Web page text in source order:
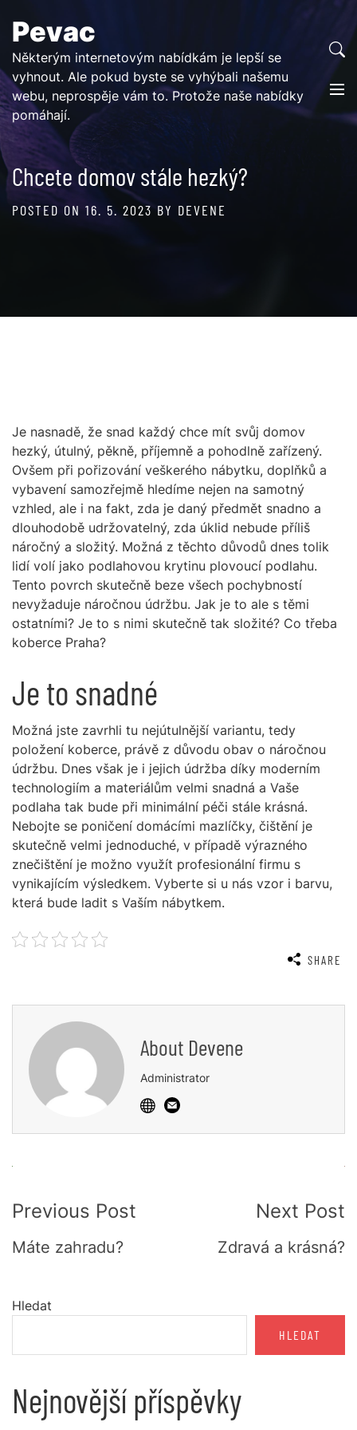
content
Pevac
Některým internetovým nabídkám je lepší se
vyhnout. Ale pokud byste se vyhýbali našemu
webu, neprospěje vám to. Protože naše nabídky
pomáhají.
Chcete domov stále hezký?
POSTED ON 16. 5. 2023BY DEVENE
Je nasnadě, že snad každý chce mít svůj domov
hezký, útulný, pěkně, příjemně a pohodlně zařízený.
Ovšem při pořizování veškerého nábytku, doplňků a
vybavení samozřejmě hledíme nejen na samotný
vzhled, ale i na fakt, zda je daný předmět snadno a
dlouhodobě udržovatelný, zda úklid nebude příliš
náročný a složitý. Možná z těchto důvodů dnes tolik
lidí volí jako podlahovou krytinu plovoucí podlahu.
Tento povrch skutečně beze všech pochybností
nevyžaduje náročnou údržbu. Jak je to ale s těmi
ostatními? Je to s nimi skutečně tak složité? Co třeba
koberce Praha?
Je to snadné
Možná jste zavrhli tu nejútulnější variantu, tedy
položení koberce, právě z důvodu obav o náročnou
údržbu. Dnes však je i jejich údržba díky moderním
technologiím a materiálům velmi snadná a Vaše
podlaha tak bude při minimální péči stále krásná.
Nebojte se poničení domácími mazlíčky, čištění je
skutečně velmi jednoduché, v případě výrazného
znečištění je možno využít profesionální firmu s
vynikajícím výsledkem. Vyberte si u nás vzor i barvu,
která bude ladit s Vaším nábytkem.
SHARE
About Devene
Administrator
Navigation
Previous Post
Máte zahradu?
Next Post
Zdravá a krásná?
Hledat
HLEDAT
Nejnovější příspěvky